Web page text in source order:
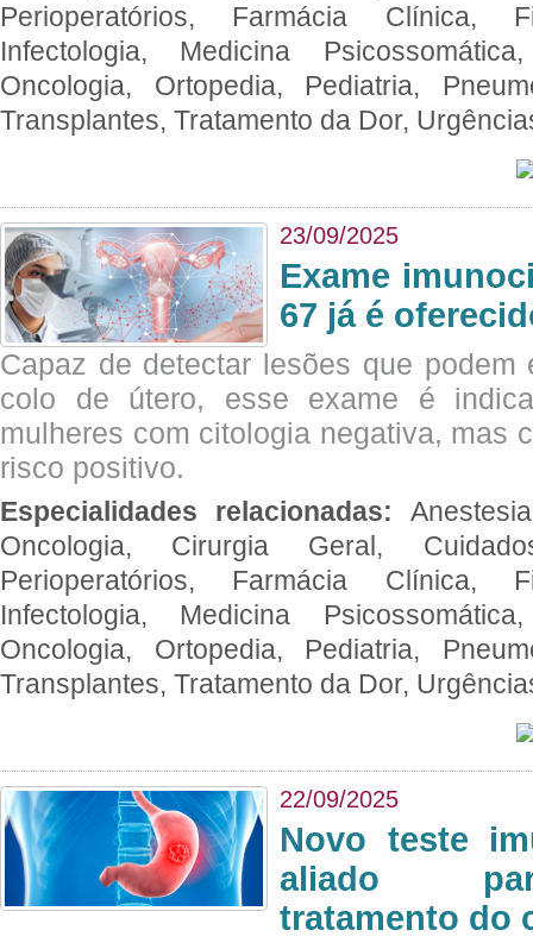
Perioperatórios, Farmácia Clínica,
Infectologia, Medicina
Oncologia, Ortopedia, Pediatria,
Transplantes, Tratamento da Dor,
23/09/2025
Exame
67 já é
Capaz de detectar lesões que
colo de útero, esse exame é
mulheres com citologia negativa, mas
risco positivo.
Especialidades relacionadas:
Oncologia, Cirurgia Geral,
Perioperatórios, Farmácia Clínica,
Infectologia, Medicina
Oncologia, Ortopedia, Pediatria,
Transplantes, Tratamento da Dor,
22/09/2025
Novo teste
aliado
tratamento do